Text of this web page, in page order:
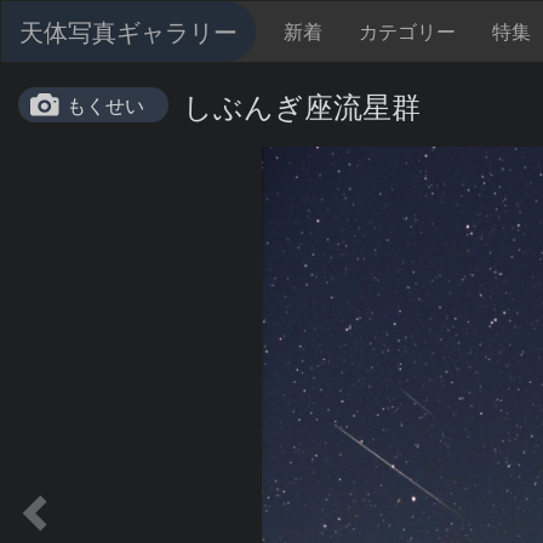
天体写真ギャラリー 新着 カテゴリー 特集
もくせい しぶんぎ座流星群